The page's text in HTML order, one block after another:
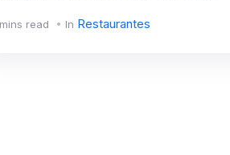
read In Restaurantes